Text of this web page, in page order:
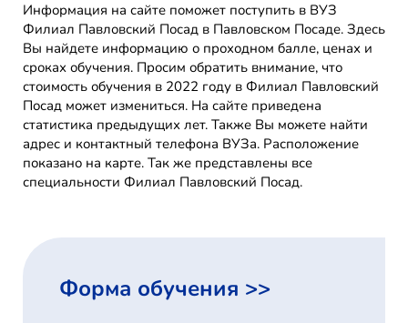
Информация на сайте поможет поступить в ВУЗ
Филиал Павловский Посад в Павловском Посаде. Здесь
Вы найдете информацию о проходном балле, ценах и
сроках обучения. Просим обратить внимание, что
стоимость обучения в 2022 году в Филиал Павловский
Посад может измениться. На сайте приведена
статистика предыдущих лет. Также Вы можете найти
адрес и контактный телефона ВУЗа. Расположение
показано на карте. Так же представлены все
специальности Филиал Павловский Посад.
Форма обучения >>